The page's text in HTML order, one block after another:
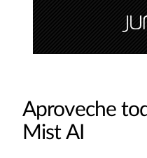
Aproveche
Mist AI